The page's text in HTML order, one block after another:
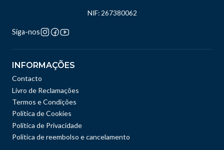
NIF: 267380062
Siga-nos
INFORMAÇÕES
Contacto
Livro de Reclamações
Termos e Condições
Política de Cookies
Política de Privacidade
Politica de reembolso e cancelamento